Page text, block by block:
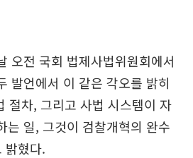
오전 국회 법제사법위원회에서
발언에서 이 같은 각오를 밝히
절차, 그리고 사법 시스템이 자
는 일, 그것이 검찰개혁의 완수
밝혔다.